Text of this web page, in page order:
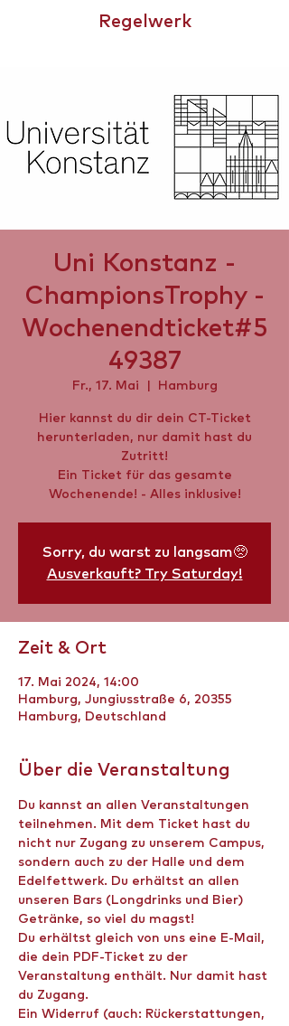
Regelwerk
Uni Konstanz -
ChampionsTrophy -
Wochenendticket#5
49387
Fr., 17. Mai Hamburg
Hier kannst du dir dein CT-Ticket
herunterladen, nur damit hast du
Zutritt!
Ein Ticket für das gesamte
Wochenende! - Alles inklusive!
Sorry, du warst zu langsam🥺
Ausverkauft? Try Saturday!
Zeit & Ort
17. Mai 2024, 14:00
Hamburg, Jungiusstraße 6, 20355
Hamburg, Deutschland
Über die Veranstaltung
Du kannst an allen Veranstaltungen
teilnehmen. Mit dem Ticket hast du
nicht nur Zugang zu unserem Campus,
sondern auch zu der Halle und dem
Edelfettwerk. Du erhältst an allen
unseren Bars (Longdrinks und Bier)
Getränke, so viel du magst!
Du erhältst gleich von uns eine E-Mail,
die dein PDF-Ticket zu der
Veranstaltung enthält. Nur damit hast
du Zugang.
Ein Widerruf (auch: Rückerstattungen,